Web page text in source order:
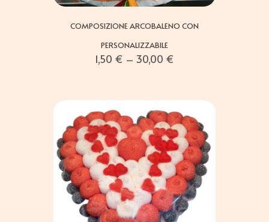
COMPOSIZIONE ARCOBALENO CON
PERSONALIZZABILE
1,50 € – 30,00 €